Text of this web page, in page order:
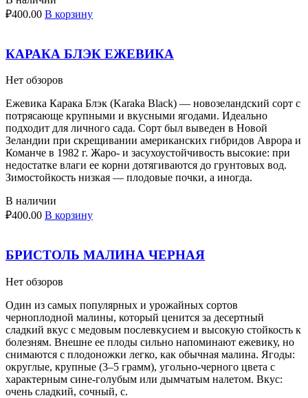
₽400.00 В корзину
КАРАКА БЛЭК ЕЖЕВИКА
Нет обзоров
Ежевика Карака Блэк (Karaka Black) — новозеландский сорт с
потрясающе крупными и вкусными ягодами. Идеально
подходит для личного сада. Сорт был выведен в Новой
Зеландии при скрещивании американских гибридов Аврора и
Команче в 1982 г. Жаро- и засухоустойчивость высокие: при
недостатке влаги ее корни дотягиваются до грунтовых вод.
Зимостойкость низкая — плодовые почки, а иногда.
В наличии
₽400.00 В корзину
БРИСТОЛЬ МАЛИНА ЧЕРНАЯ
Нет обзоров
Один из самых популярных и урожайных сортов
черноплодной малины, который ценится за десертный
сладкий вкус с медовым послевкусием и высокую стойкость к
болезням. Внешне ее плоды сильно напоминают ежевику, но
снимаются с плодоножки легко, как обычная малина. Ягоды:
округлые, крупные (3–5 грамм), угольно-черного цвета с
характерным сине-голубым или дымчатым налетом. Вкус:
очень сладкий, сочный, с.